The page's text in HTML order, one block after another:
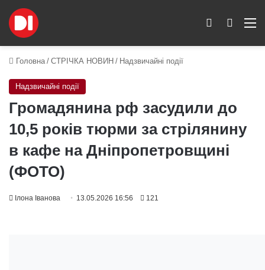
Пошук
Switch skin
Головна / СТРІЧКА НОВИН / Надзвичайні події
Надзвичайні події
Громадянина рф засудили до
10,5 років тюрми за стрілянину
в кафе на Дніпропетровщині
(ФОТО)
Ілона Іванова 13.05.2026 16:56 121